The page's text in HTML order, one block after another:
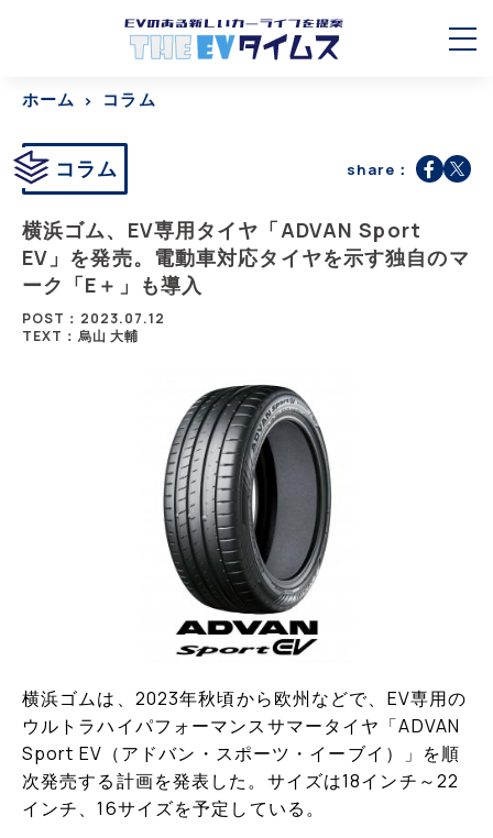
ホーム コラム
コラム share：
横浜ゴム、EV専用タイヤ「ADVAN Sport
EV」を発売。電動車対応タイヤを示す独自のマ
ーク「E＋」も導入
POST：2023.07.12
TEXT：烏山 大輔
横浜ゴムは、2023年秋頃から欧州などで、EV専用の
ウルトラハイパフォーマンスサマータイヤ「ADVAN
Sport EV（アドバン・スポーツ・イーブイ）」を順
次発売する計画を発表した。サイズは18インチ～22
インチ、16サイズを予定している。